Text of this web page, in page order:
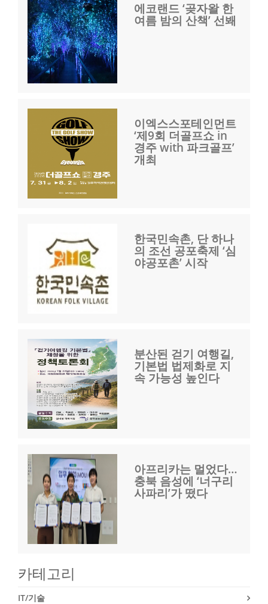
에코랜드 ‘곶자왈 한
여름 밤의 산책’ 선봬
이엑스스포테인먼트
‘제9회 더골프쇼 in
경주 with 파크골프’
개최
한국민속촌, 단 하나
의 조선 공포축제 ‘심
야공포촌’ 시작
분산된 걷기 여행길,
기본법 법제화로 지
속 가능성 높인다
아프리카는 멀었다…
충북 음성에 ‘너구리
사파리’가 떴다
카테고리
IT/기술